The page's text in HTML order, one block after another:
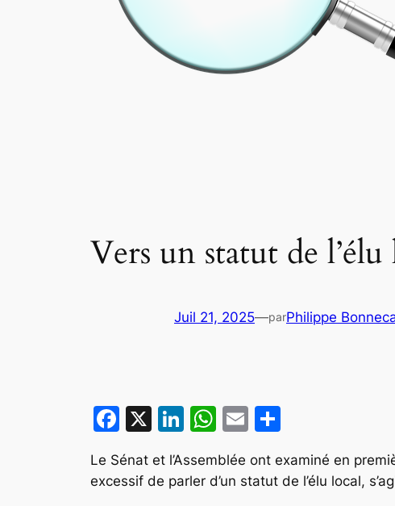
Vers un statut de l’élu
Juil 21, 2025—parPhilippe
Facebook
X LinkedIn
WhatsApp
Email
Le Sénat et l’Assemblée ont examiné en
excessif de parler d’un statut de l’élu local,